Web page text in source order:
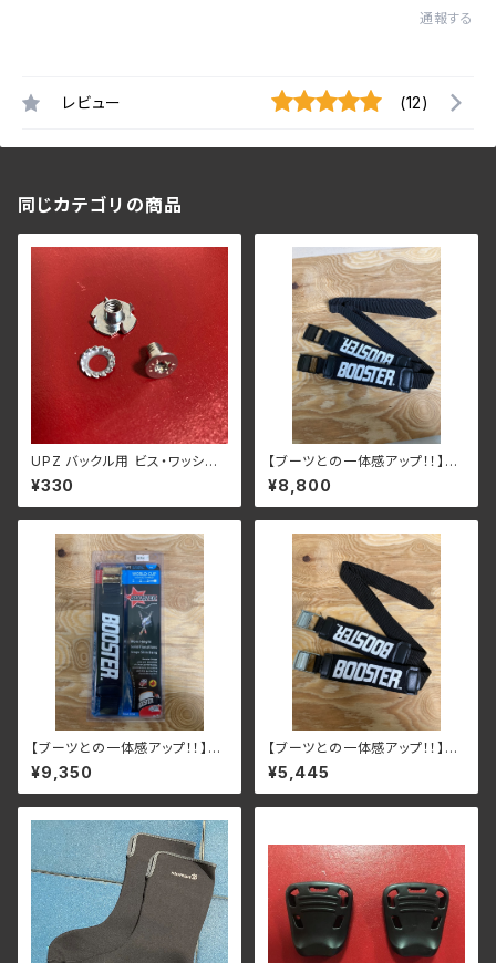
通報する
レビュー (12)
同じカテゴリの商品
UPZ バックル用 ビス・ワッシャ
ー・ナット 1セット
¥330
【ブーツとの一体感アップ！！】Ex
pert/ Racer ゴム3本
¥8,800
【ブーツとの一体感アップ！！】W
orld cup ゴム3本＋補強
¥9,350
【ブーツとの一体感アップ！！】ST
ANDARD / Intermediate ゴ
ム2本
¥5,445